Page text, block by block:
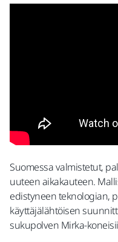
Suomessa valmistetut,
uuteen aikakauteen.
edistyneen teknologian,
käyttäjälähtöisen
sukupolven Mirka-